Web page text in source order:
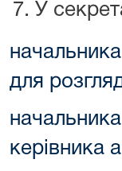
У
для
керівника